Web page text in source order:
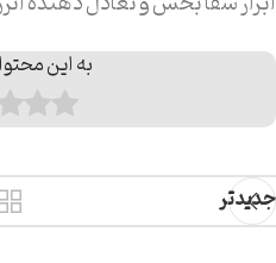
به این
جدیدتر